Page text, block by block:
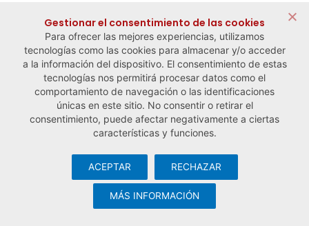
← Noticia anterior Noticia siguiente →
© Observatorio Español de la Economía Social y del Trabajo
Aviso legal y política de privacidad
cookies· Desarrollo web:Visualco
Gestionar el consentimiento de las cookies
Para ofrecer las mejores experiencias, utilizamos
tecnologías como las cookies para almacenar y/o acceder
a la información del dispositivo. El consentimiento de estas
tecnologías nos permitirá procesar datos como el
comportamiento de navegación o las identificaciones
únicas en este sitio. No consentir o retirar el
consentimiento, puede afectar negativamente a ciertas
características y funciones.
ACEPTAR RECHAZAR
MÁS INFORMACIÓN